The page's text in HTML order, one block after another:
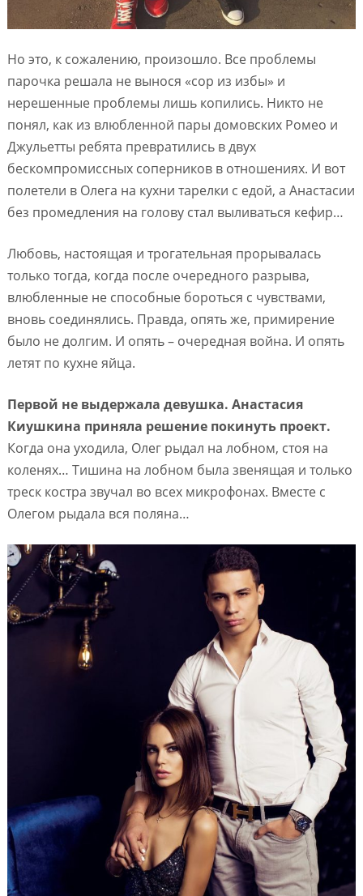
Но это, к сожалению, произошло. Все проблемы
парочка решала не вынося «сор из избы» и
нерешенные проблемы лишь копились. Никто не
понял, как из влюбленной пары домовских Ромео и
Джульетты ребята превратились в двух
бескомпромиссных соперников в отношениях. И вот
полетели в Олега на кухни тарелки с едой, а Анастасии
без промедления на голову стал выливаться кефир…
Любовь, настоящая и трогательная прорывалась
только тогда, когда после очередного разрыва,
влюбленные не способные бороться с чувствами,
вновь соединялись. Правда, опять же, примирение
было не долгим. И опять – очередная война. И опять
летят по кухне яйца.
Первой не выдержала девушка. Анастасия
Киушкина приняла решение покинуть проект.
Когда она уходила, Олег рыдал на лобном, стоя на
коленях… Тишина на лобном была звенящая и только
треск костра звучал во всех микрофонах. Вместе с
Олегом рыдала вся поляна…